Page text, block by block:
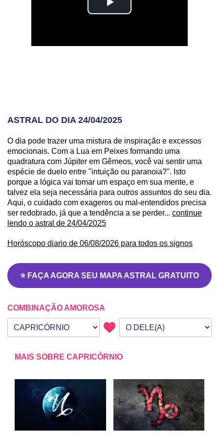
ASTRAL DO DIA 24/04/2025
O dia pode trazer uma mistura de inspiração e excessos
emocionais. Com a Lua em Peixes formando uma
quadratura com Júpiter em Gêmeos, você vai sentir uma
espécie de duelo entre "intuição ou paranoia?". Isto
porque a lógica vai tomar um espaço em sua mente, e
talvez ela seja necessária para outros assuntos do seu dia.
Aqui, o cuidado com exageros ou mal-entendidos precisa
ser redobrado, já que a tendência a se perder... continue
lendo o astral de 24/04/2025
Horóscopo diario de 06/08/2026 para todos os signos
⭐ FAÇA AGORA SEU MAPA ASTRAL GRATUITO
COMBINAÇÃO AMOROSA
Seu signo
Signo da outra pessoa
MAIS SOBRE CAPRICÓRNIO